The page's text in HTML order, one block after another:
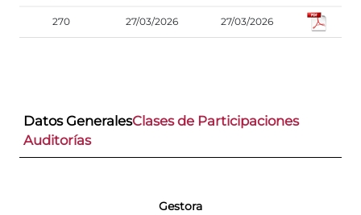
270 27/03/2026 27/03/2026
Datos GeneralesClases de Participaciones
Auditorías
Gestora